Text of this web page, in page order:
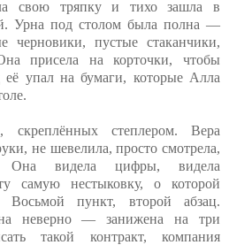
свою тряпку и тихо зашла в
Урна под столом была полна —
черновики, пустые стаканчики,
присела на корточки, чтобы
упал на бумаги, которые Алла
скреплённых степлером. Вера
не шевелила, просто смотрела,
Она видела цифры, видела
самую нестыковку, о которой
Восьмой пункт, второй абзац.
неверно — занижена на три
такой контракт, компания